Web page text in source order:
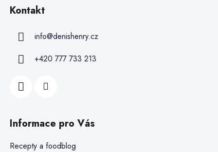
Kontakt
info@denishenry.cz
+420 777 733 213
Informace pro Vás
Recepty a foodblog